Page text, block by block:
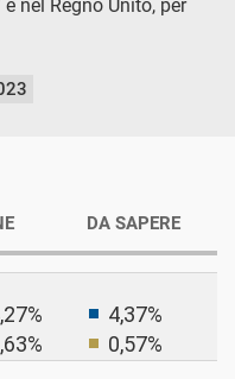
nel Regno Unito, per
DA SAPERE